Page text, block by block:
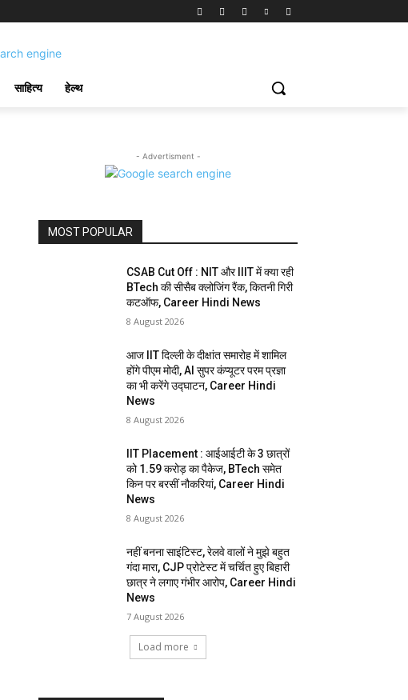
साहित्य हेल्थ
- Advertisment -
MOST POPULAR
CSAB Cut Off : NIT और IIIT में क्या रही
BTech की सीसैब क्लोजिंग रैंक, कितनी गिरी
कटऑफ, Career Hindi News
8 August 2026
आज IIT दिल्ली के दीक्षांत समारोह में शामिल
होंगे पीएम मोदी, AI सुपर कंप्यूटर परम प्रज्ञा
का भी करेंगे उद्घाटन, Career Hindi
News
8 August 2026
IIT Placement : आईआईटी के 3 छात्रों
को 1.59 करोड़ का पैकेज, BTech समेत
किन पर बरसीं नौकरियां, Career Hindi
News
8 August 2026
नहीं बनना साइंटिस्ट, रेलवे वालों ने मुझे बहुत
गंदा मारा, CJP प्रोटेस्ट में चर्चित हुए बिहारी
छात्र ने लगाए गंभीर आरोप, Career Hindi
News
7 August 2026
Load more